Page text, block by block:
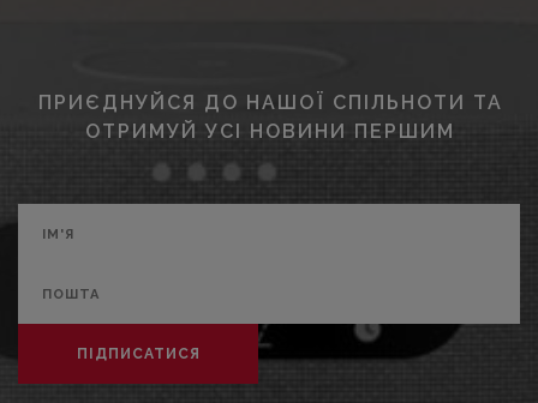
ПРИЄДНУЙСЯ ДО НАШОЇ СПІЛЬНОТИ ТА
ОТРИМУЙ УСІ НОВИНИ ПЕРШИМ
ПІДПИСАТИСЯ